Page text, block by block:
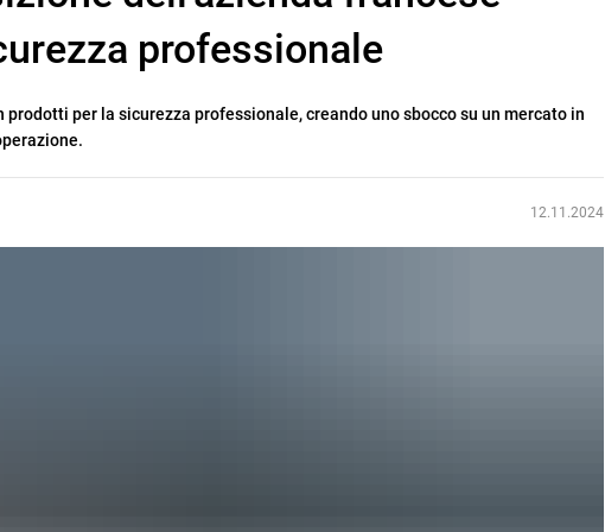
professionale
per la sicurezza professionale, creando uno sbocco su un mercato in
12.11.2024